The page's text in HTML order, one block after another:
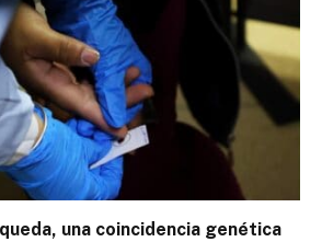
una coincidencia genética